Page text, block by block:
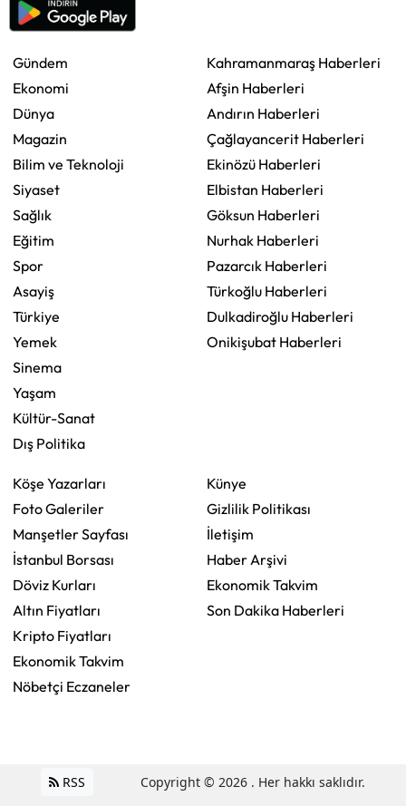
Gündem
Ekonomi
Dünya
Magazin
Bilim ve Teknoloji
Siyaset
Sağlık
Eğitim
Spor
Asayiş
Türkiye
Yemek
Sinema
Yaşam
Kültür-Sanat
Dış Politika
Kahramanmaraş Haberleri
Afşin Haberleri
Andırın Haberleri
Çağlayancerit Haberleri
Ekinözü Haberleri
Elbistan Haberleri
Göksun Haberleri
Nurhak Haberleri
Pazarcık Haberleri
Türkoğlu Haberleri
Dulkadiroğlu Haberleri
Onikişubat Haberleri
Köşe Yazarları
Foto Galeriler
Manşetler Sayfası
İstanbul Borsası
Döviz Kurları
Altın Fiyatları
Kripto Fiyatları
Ekonomik Takvim
Nöbetçi Eczaneler
Künye
Gizlilik Politikası
İletişim
Haber Arşivi
Ekonomik Takvim
Son Dakika Haberleri
RSS Copyright © 2026 . Her hakkı saklıdır.